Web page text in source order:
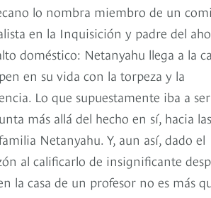
lo nombra miembro de un
en la Inquisición y padre del
doméstico: Netanyahu llega a la
en su vida con la torpeza y la
Lo que supuestamente iba a
más allá del hecho en sí, hacia las
Netanyahu. Y, aun así, dado el
al calificarlo de insignificante
la casa de un profesor no es más